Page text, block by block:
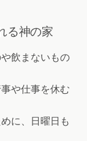
る神の家
飲まないもの
や仕事を休む
に、日曜日も